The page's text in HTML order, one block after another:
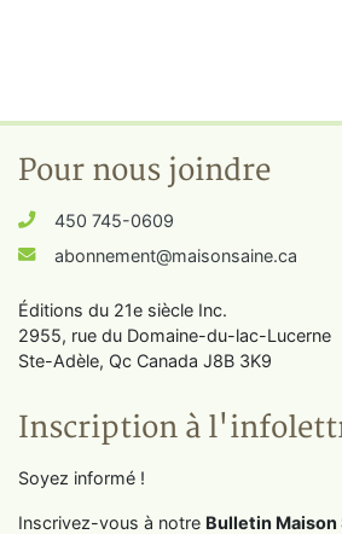
Pour nous joindre
450 745-0609
abonnement@maisonsaine.ca
Éditions du 21e siècle Inc.
2955, rue du Domaine-du-lac-Lucerne
Ste-Adèle, Qc Canada J8B 3K9
Inscription à
Soyez informé !
Inscrivez-vous à notre Bulletin Maison